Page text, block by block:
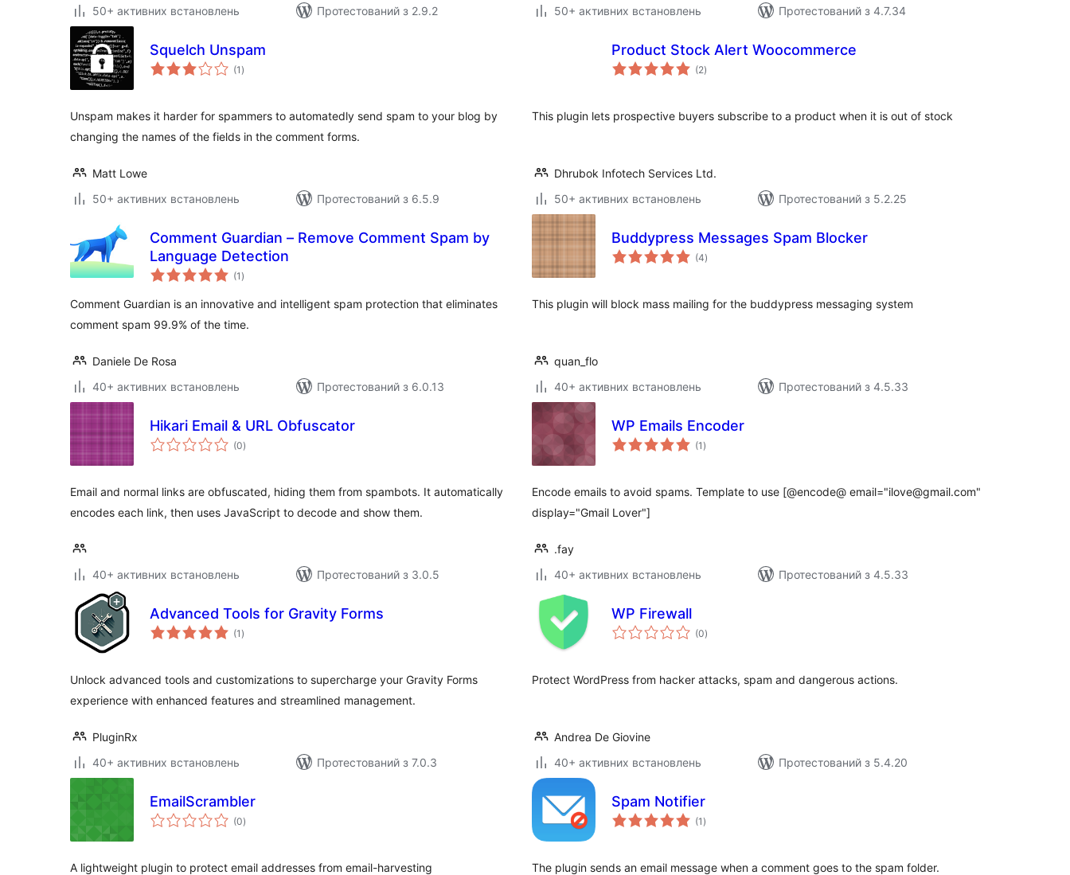
50+ активних встановлень
Протестований з 2.9.2
50+ активних встановлень
Протестований з 4.7.34
Squelch Unspam
(1 загальний
рейтинг
)
Unspam makes it harder for spammers to automatedly send spam to your blog by
changing the names of the fields in the comment forms.
Matt Lowe
50+ активних встановлень
Протестований з 6.5.9
Product Stock Alert Woocommerce
(2загальний
рейтинг
)
This plugin lets prospective buyers subscribe to a product when it is out of stock
Dhrubok Infotech Services Ltd.
50+ активних встановлень
Протестований з 5.2.25
Comment Guardian – Remove Comment Spam by
Language Detection
(1 загальний
рейтинг
)
Comment Guardian is an innovative and intelligent spam protection that eliminates
comment spam 99.9% of the time.
Daniele De Rosa
40+ активних встановлень
Протестований з 6.0.13
Buddypress Messages Spam Blocker
(4загальний
рейтинг
)
This plugin will block mass mailing for the buddypress messaging system
quan_flo
40+ активних встановлень
Протестований з 4.5.33
Hikari Email & URL Obfuscator
(0загальний
рейтинг
)
Email and normal links are obfuscated, hiding them from spambots. It automatically
encodes each link, then uses JavaScript to decode and show them.
40+ активних встановлень Протестований з 3.0.5
WP Emails Encoder
(1 загальний
рейтинг
)
Encode emails to avoid spams. Template to use [@encode@ email="ilove@gmail.com"
display="Gmail Lover"]
.fay
40+ активних встановлень
Протестований з 4.5.33
Advanced Tools for Gravity Forms
(1 загальний
рейтинг
)
Unlock advanced tools and customizations to supercharge your Gravity Forms
experience with enhanced features and streamlined management.
PluginRx
40+ активних встановлень
Протестований з 7.0.3
WP Firewall
(0загальний
рейтинг
)
Protect WordPress from hacker attacks, spam and dangerous actions.
Andrea De Giovine
40+ активних встановлень
Протестований з 5.4.20
EmailScrambler
(0загальний
рейтинг
)
A lightweight plugin to protect email addresses from email-harvesting
Spam Notifier
(1 загальний
рейтинг
)
The plugin sends an email message when a comment goes to the spam folder.